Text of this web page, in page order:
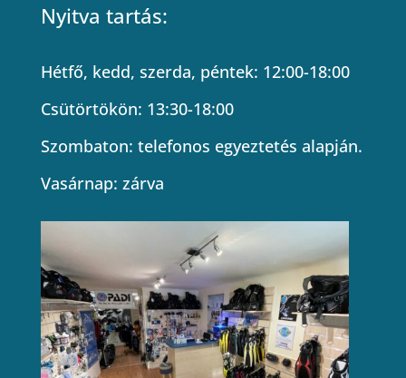
Nyitva tartás:
Hétfő, kedd, szerda, péntek: 12:00-18:00
Csütörtökön: 13:30-18:00
Szombaton: telefonos egyeztetés alapján.
Vasárnap: zárva